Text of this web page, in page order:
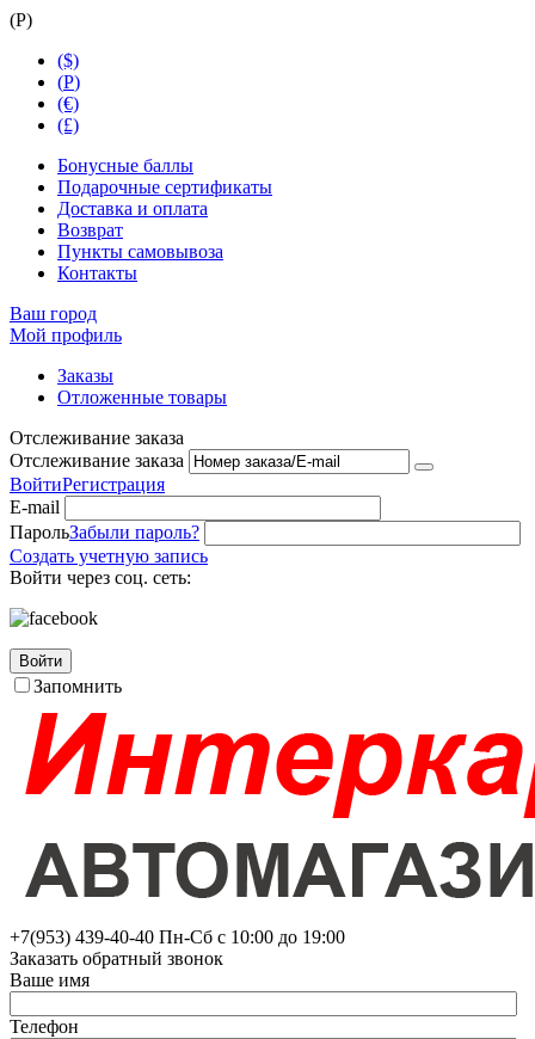
(Р)
($)
(Р)
(€)
(£)
Бонусные баллы
Подарочные сертификаты
Доставка и оплата
Возврат
Пункты самовывоза
Контакты
Ваш город
Мой профиль
Заказы
Отложенные товары
Отслеживание заказа
Отслеживание заказа
ВойтиРегистрация
E-mail
ПарольЗабыли пароль?
Создать учетную запись
Войти через соц. сеть:
Войти
Запомнить
+7(953) 439-40-40 Пн-Сб с 10:00 до 19:00
Заказать обратный звонок
Ваше имя
Телефон